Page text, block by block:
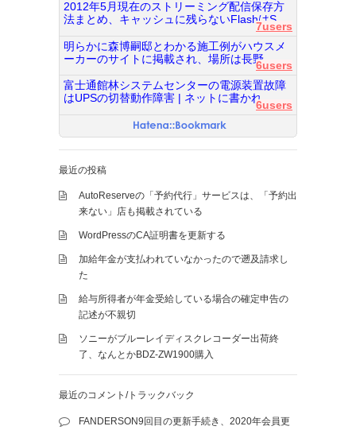
2012年5月現在のストリーミング配信保存方
法まとめ、キャッシュに残らないFlashはS...
7users
明らかに森博嗣邸とわかる施工例がハウスメ
ーカーのサイトに掲載され、場所は長野...
6users
富士通館林システムセンターの電源装置故障
はUPSの切替動作障害 | ネットに書かれ...
6users
最近の投稿
AutoReserveの「予約代行」サービスは、「予約出
来ない」店も掲載されている
WordPressのCA証明書を更新する
加給年金が支払われていなかったので遡及請求し
た
給与所得者が年金受給している場合の確定申告の
記述が不親切
ソニーがブルーレイディスクレコーダー出荷終
了、なんとかBDZ-ZW1900購入
最近のコメント/トラックバック
FANDERSON9回目の更新手続き、2020年会員更